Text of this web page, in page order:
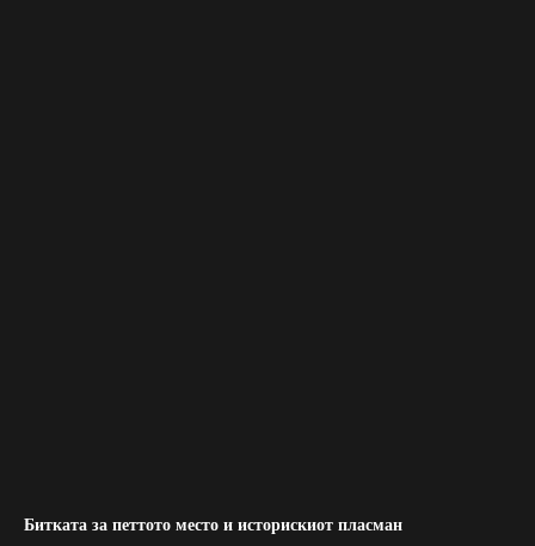
Битката за петтото место и историскиот пласман